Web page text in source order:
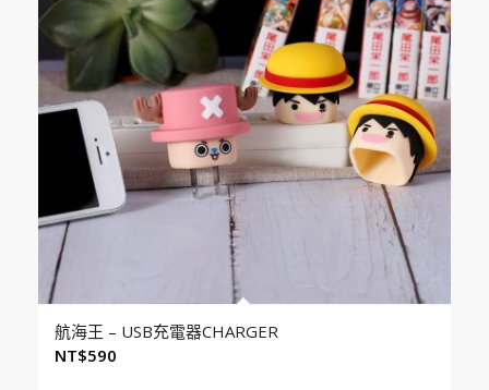
航海王 – USB充電器CHARGER
NT$590